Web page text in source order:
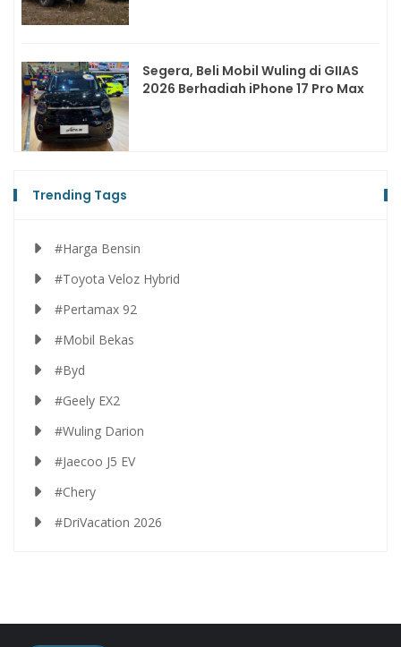
Segera, Beli Mobil Wuling di GIIAS
2026 Berhadiah iPhone 17 Pro Max
Trending Tags
#Harga Bensin
#Toyota Veloz Hybrid
#Pertamax 92
#Mobil Bekas
#Byd
#Geely EX2
#Wuling Darion
#Jaecoo J5 EV
#Chery
#DriVacation 2026